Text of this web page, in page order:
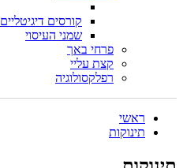
קורסים דיגיטליים
שמני העיסוי
פרחי באך
קצת עליי
רפלקסולוגיה
ראשי
תינוקות